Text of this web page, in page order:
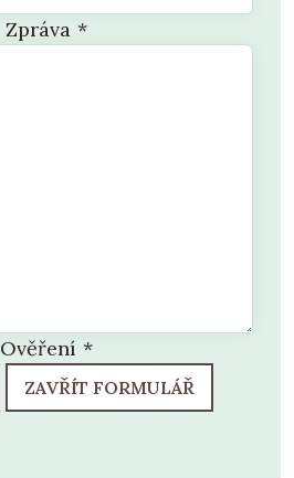
Zpráva *
Ověření *
ZAVŘÍT FORMULÁŘ